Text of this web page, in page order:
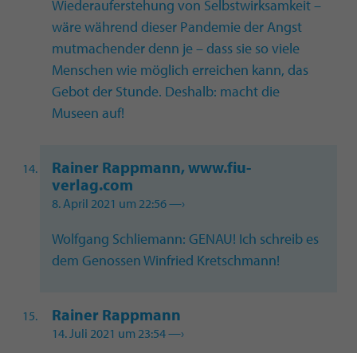
Wiederauferstehung von Selbstwirksamkeit –
wäre während dieser Pandemie der Angst
mutmachender denn je – dass sie so viele
Menschen wie möglich erreichen kann, das
Gebot der Stunde. Deshalb: macht die
Museen auf!
Rainer Rappmann, www.fiu-
verlag.com
8. April 2021 um 22:56—›
Wolfgang Schliemann: GENAU! Ich schreib es
dem Genossen Winfried Kretschmann!
Rainer Rappmann
14. Juli 2021 um 23:54—›